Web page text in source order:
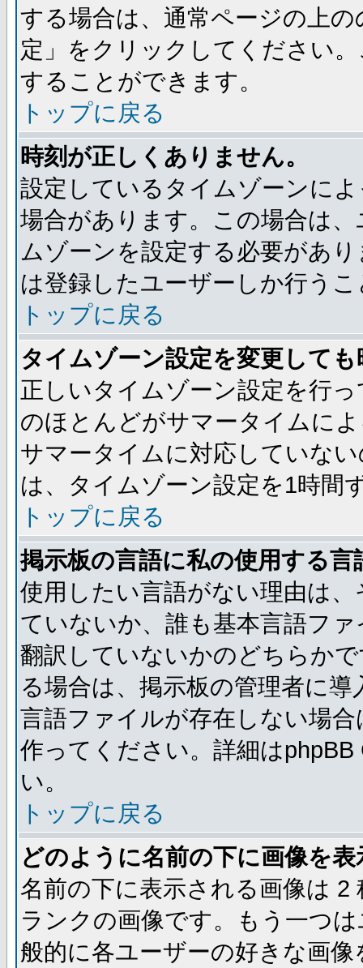
する場合は、通常ページの上
定」をクリックしてください
することができます。
トップに戻る
時刻が正しくありません。
設定しているタイムゾーンに
場合があります。この場合は
ムゾーンを設定する必要があ
は登録したユーザーしか行う
トップに戻る
タイムゾーン設定を変更して
正しいタイムゾーン設定を行
のほとんどがサマータイムに
サマータイムに対応していな
は、タイムゾーン設定を1時間
トップに戻る
掲示板の言語に私の使用する
使用したい言語がない理由は
ていないか、誰も基本言語フ
翻訳していないかのどちらか
る場合は、掲示板の管理者に
言語ファイルが存在しない場
作ってください。詳細は
い。
トップに戻る
どのように名前の下に画像を
名前の下に表示される画像は
ランクの画像です。もう一つ
般的に各ユーザーの好きな画